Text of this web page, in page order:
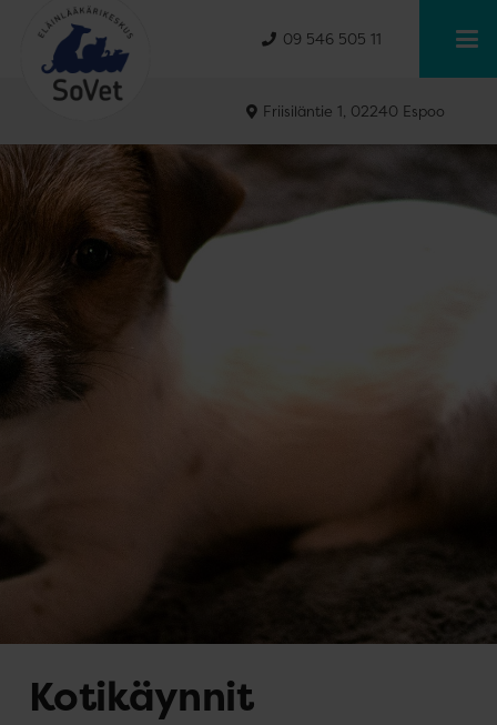
09 546 505 11
Friisiläntie 1, 02240 Espoo
Kotikäynnit